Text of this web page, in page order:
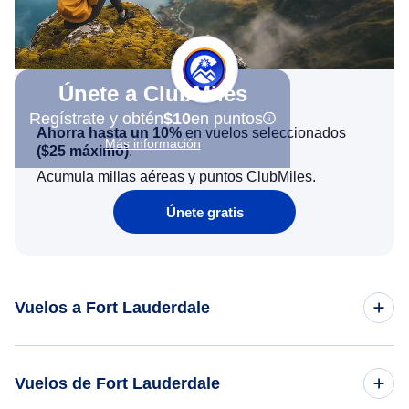
Únete a ClubMiles
Regístrate y obtén$10en puntos
Más información
Ahorra hasta un 10% en vuelos seleccionados
($25 máximo).
Acumula millas aéreas y puntos ClubMiles.
Únete gratis
Vuelos a Fort Lauderdale
Vuelos de Fort Lauderdale